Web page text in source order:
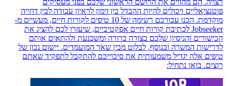
רצויה. הם מהווים את הרושם הראשוני שלכם בפני מעסיקים
פוטנציאליים ויכולים להיות ההבדל בין זימון לראיון עבודה לבין דחייה
מוקדמת. הכנו עבורכם רשימה של 10 טיפים לקורות חיים, מעשיים מ-
Jobseeker לכתיבת קורות חיים אפקטיביים, שיעזרו לכם להציג את
הכישורים והניסיון שלכם בצורה ברורה ומשכנעת ולהתאים אותם
לדרישות המשרה ובנוסף, לבלוט מבין שאר המועמדים. יישום נכון של
טיפים אלה יגדיל משמעותית את סיכוייכם להתקבל לתפקיד שאתם
רוצים. בואו נתחיל: